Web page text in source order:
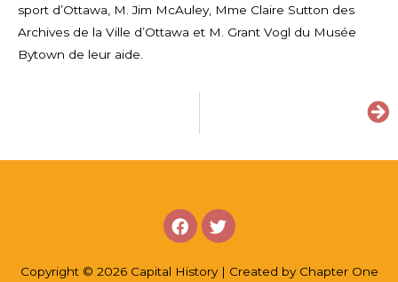
sport d’Ottawa, M. Jim McAuley, Mme Claire Sutton des
Archives de la Ville d’Ottawa et M. Grant Vogl du Musée
Bytown de leur aide.
Copyright © 2026 Capital History | Created by Chapter One